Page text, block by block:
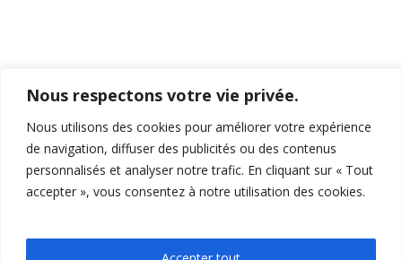
Nous respectons votre vie privée.
Nous utilisons des cookies pour améliorer votre expérience
de navigation, diffuser des publicités ou des contenus
personnalisés et analyser notre trafic. En cliquant sur « Tout
accepter », vous consentez à notre utilisation des cookies.
15-19 Allée Claude Forbin,13627, Aix-en-Provence
feg-miage-aix@univ-amu.fr